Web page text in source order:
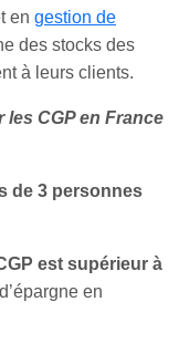
en gestion de
des stocks des
à leurs clients.
les CGP en France
de 3 personnes
est supérieur à
en